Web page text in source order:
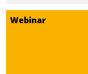
Einsparungen
Webinar